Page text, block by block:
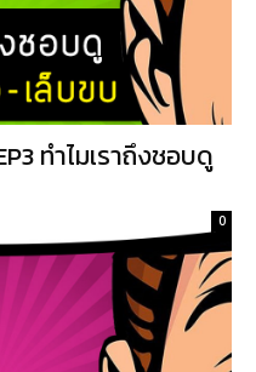
ทำไมเราถึงชอบดู
0